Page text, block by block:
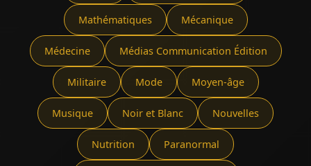
Mathématiques Mécanique
Médecine Médias Communication Édition
Militaire Mode Moyen-âge
Musique Noir et Blanc Nouvelles
Nutrition Paranormal